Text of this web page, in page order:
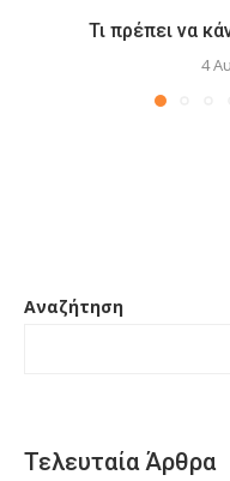
Τι πρέπει να
4
Αναζήτηση
Τελευταία Άρθρα